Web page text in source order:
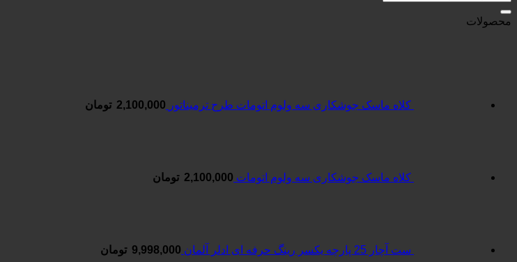
محصولات
کلاه ماسک جوشکاری سه ولوم اتومات طرح ترمیناتور 2,100,000 تومان
کلاه ماسک جوشکاری سه ولوم اتومات 2,100,000 تومان
ست آچار 25 پارچه یکسر رینگ حرفه ای ادلر آلمان 9,998,000 تومان